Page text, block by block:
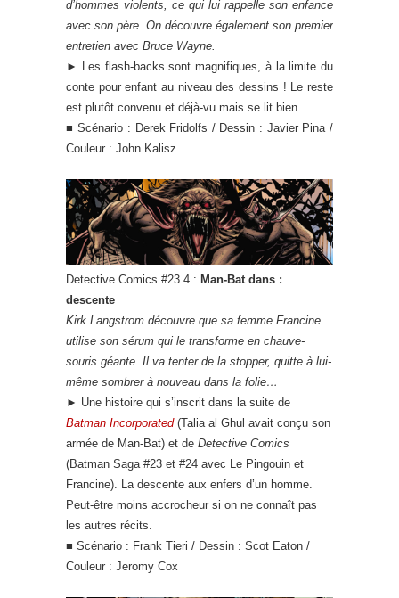
d’hommes violents, ce qui lui rappelle son enfance
avec son père. On découvre également son premier
entretien avec Bruce Wayne.
► Les flash-backs sont magnifiques, à la limite du
conte pour enfant au niveau des dessins ! Le reste
est plutôt convenu et déjà-vu mais se lit bien.
■ Scénario : Derek Fridolfs / Dessin : Javier Pina /
Couleur : John Kalisz
Detective Comics #23.4 : Man-Bat dans :
descente
Kirk Langstrom découvre que sa femme Francine
utilise son sérum qui le transforme en chauve-
souris géante. Il va tenter de la stopper, quitte à lui-
même sombrer à nouveau dans la folie…
► Une histoire qui s’inscrit dans la suite de
Batman Incorporated(Talia al Ghul avait conçu son
armée de Man-Bat) et de Detective Comics
(Batman Saga #23 et #24 avec Le Pingouin et
Francine). La descente aux enfers d’un homme.
Peut-être moins accrocheur si on ne connaît pas
les autres récits.
■ Scénario : Frank Tieri / Dessin : Scot Eaton /
Couleur : Jeromy Cox